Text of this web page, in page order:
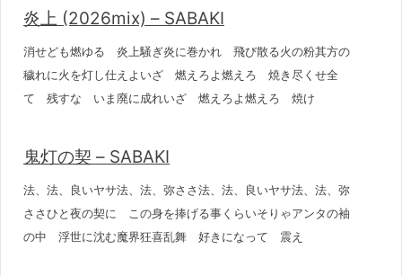
炎上 (2026mix) – SABAKI
消せども燃ゆる 炎上騒ぎ炎に巻かれ 飛び散る火の粉其方の
穢れに火を灯し仕えよいざ 燃えろよ燃えろ 焼き尽くせ全
て 残すな いま廃に成れいざ 燃えろよ燃えろ 焼け
鬼灯の契 – SABAKI
法、法、良いヤサ法、法、弥ささ法、法、良いヤサ法、法、弥
ささひと夜の契に この身を捧げる事くらいそりゃアンタの袖
の中 浮世に沈む魔界狂喜乱舞 好きになって 震え